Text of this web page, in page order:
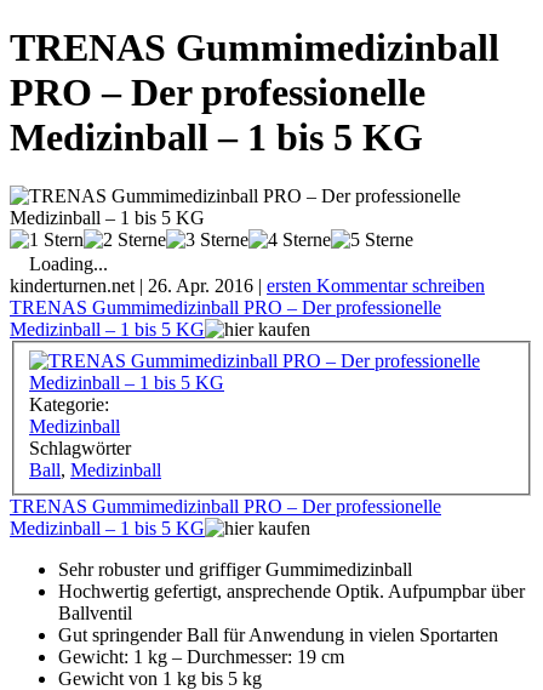
TRENAS Gummimedizinball
PRO – Der professionelle
Medizinball – 1 bis 5 KG
Loading...
kinderturnen.net| 26. Apr. 2016 | ersten Kommentar schreiben
TRENAS Gummimedizinball PRO – Der professionelle
Medizinball – 1 bis 5 KG
Kategorie:
Medizinball
Schlagwörter
Ball, Medizinball
TRENAS Gummimedizinball PRO – Der professionelle
Medizinball – 1 bis 5 KG
Sehr robuster und griffiger Gummimedizinball
Hochwertig gefertigt, ansprechende Optik. Aufpumpbar über
Ballventil
Gut springender Ball für Anwendung in vielen Sportarten
Gewicht: 1 kg – Durchmesser: 19 cm
Gewicht von 1 kg bis 5 kg